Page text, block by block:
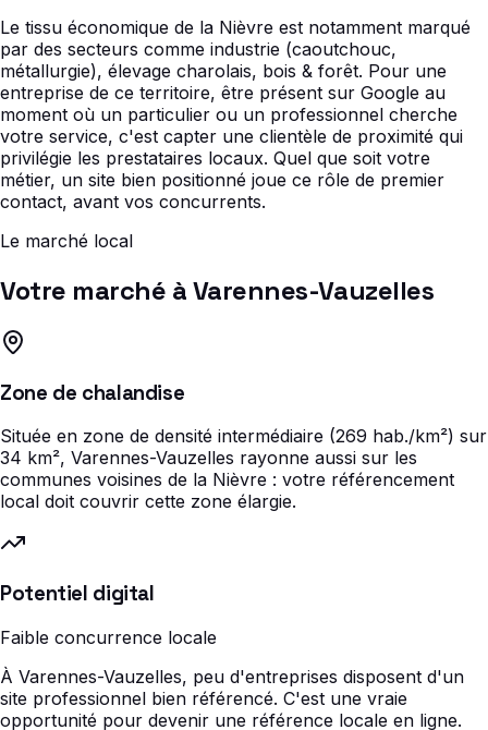
Le tissu économique de la Nièvre est notamment marqué
par des secteurs comme industrie (caoutchouc,
métallurgie), élevage charolais, bois & forêt. Pour une
entreprise de ce territoire, être présent sur Google au
moment où un particulier ou un professionnel cherche
votre service, c'est capter une clientèle de proximité qui
privilégie les prestataires locaux. Quel que soit votre
métier, un site bien positionné joue ce rôle de premier
contact, avant vos concurrents.
Le marché local
Votre marché à Varennes-Vauzelles
Zone de chalandise
Située en zone de densité intermédiaire (269 hab./km²) sur
34 km², Varennes-Vauzelles rayonne aussi sur les
communes voisines de la Nièvre : votre référencement
local doit couvrir cette zone élargie.
Potentiel digital
Faible concurrence locale
À Varennes-Vauzelles, peu d'entreprises disposent d'un
site professionnel bien référencé. C'est une vraie
opportunité pour devenir une référence locale en ligne.